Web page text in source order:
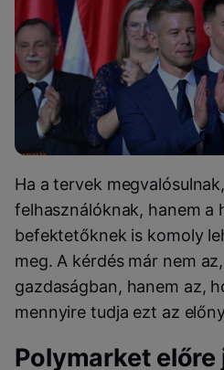
Ha a tervek
felhasználóknak, hanem a
befektetőknek is komoly
meg. A kérdés már nem
gazdaságban, hanem az,
mennyire tudja ezt az
Polymarket előre